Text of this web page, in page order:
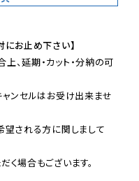
にお止め下さい】
、延期・カット・分納の可
ャンセルはお受け出来ませ
望される方に関しまして
場合もございます。